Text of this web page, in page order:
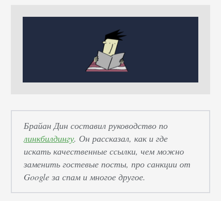
Брайан Дин составил руководство по
линкбилдингу. Он рассказал, как и где
искать качественные ссылки, чем можно
заменить гостевые посты, про санкции от
Google за спам и многое другое.